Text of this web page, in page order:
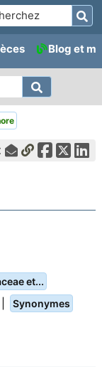
Blog et
et...
Synonymes